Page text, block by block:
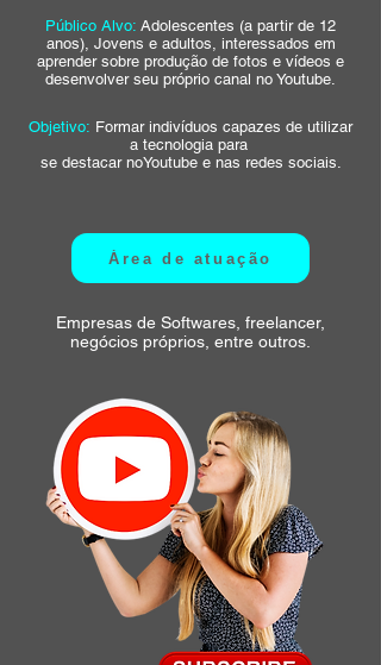
Público Alvo: Adolescentes (a partir de 12
anos), Jovens e adultos, interessados em
aprender sobre produção de fotos e vídeos e
desenvolver seu próprio canal no Youtube.
Objetivo: Formar indivíduos capazes de utilizar
a tecnologia para
se destacar noYoutube e nas redes sociais.
Área de atuação
Empresas de Softwares, freelancer,
negócios próprios, entre outros.